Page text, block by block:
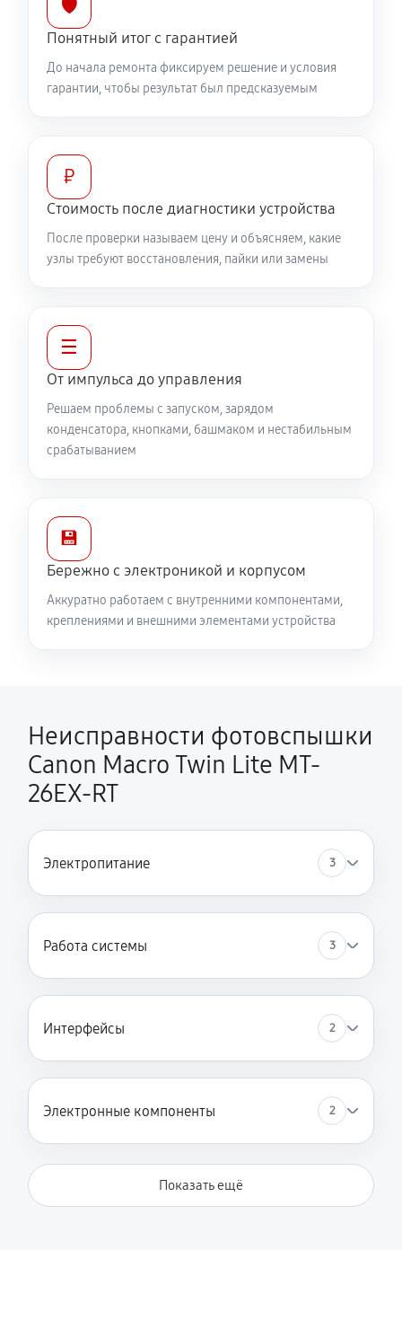
🛡️
Понятный итог с гарантией
До начала ремонта фиксируем решение и условия
гарантии, чтобы результат был предсказуемым
₽
Стоимость после диагностики устройства
После проверки называем цену и объясняем, какие
узлы требуют восстановления, пайки или замены
☰
От импульса до управления
Решаем проблемы с запуском, зарядом
конденсатора, кнопками, башмаком и нестабильным
срабатыванием
💾
Бережно с электроникой и корпусом
Аккуратно работаем с внутренними компонентами,
креплениями и внешними элементами устройства
Неисправности фотовспышки
Canon Macro Twin Lite MT-
26EX-RT
Электропитание 3
Работа системы 3
Интерфейсы 2
Электронные компоненты 2
Показать ещё